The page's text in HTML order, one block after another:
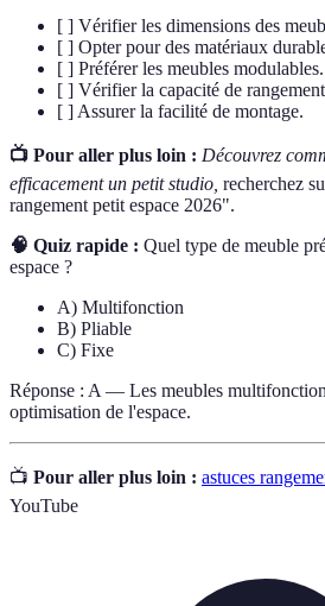
[ ] Vérifier les dimensions des
[ ] Opter pour des matériaux
[ ] Préférer les meubles modulables.
[ ] Vérifier la capacité de
[ ] Assurer la facilité de montage.
📺 Pour aller plus loin : Découvrez
efficacement un petit studio, recherchez
rangement petit espace 2026".
🧠 Quiz rapide : Quel type de meuble
espace ?
A) Multifonction
B) Pliable
C) Fixe
Réponse : A — Les meubles
optimisation de l'espace.
📺 Pour aller plus loin : astuces
YouTube